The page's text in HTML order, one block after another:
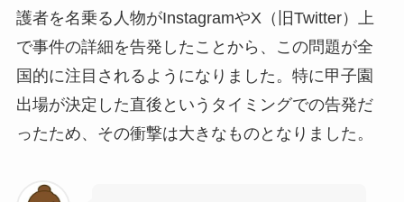
護者を名乗る人物がInstagramやX（旧Twitter）上
で事件の詳細を告発したことから、この問題が全
国的に注目されるようになりました。特に甲子園
出場が決定した直後というタイミングでの告発だ
ったため、その衝撃は大きなものとなりました。